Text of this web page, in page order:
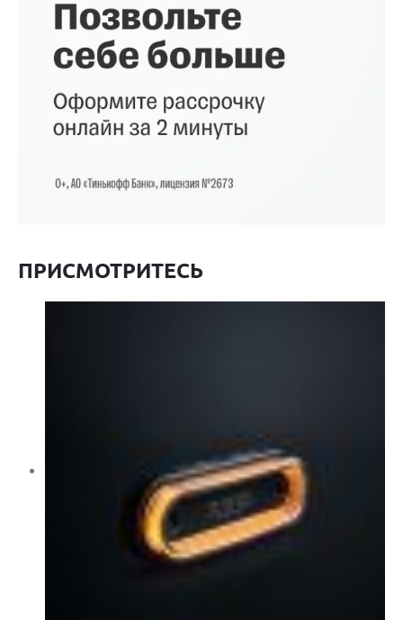
ПРИСМОТРИТЕСЬ